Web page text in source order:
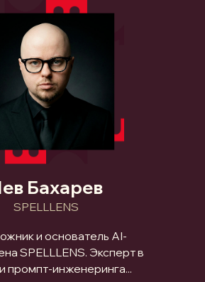
Бахарев
SPELLLENS
и основатель AI-
SPELLLENS. Эксперт в
промпт-инженеринга...